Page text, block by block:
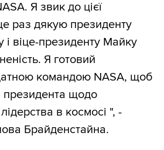
Я звик до цієї
раз дякую президенту
віце-президенту Майку
Я готовий
командою NASA, щоб
президента щодо
в космосі ", -
Брайденстайна.